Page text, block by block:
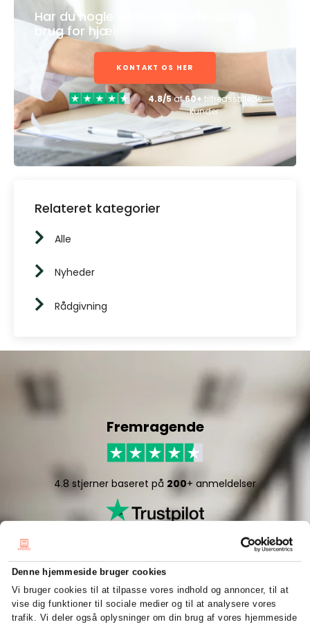
Denne hjemmeside bruger cookies
Vi bruger cookies til at tilpasse vores indhold og annoncer, til at
vise dig funktioner til sociale medier og til at analysere vores
trafik. Vi deler også oplysninger om din brug af vores hjemmeside
Har du nogle spørgsmål eller bare
brug for hjælp?
KONTAKT OS HER
4.8/5af60+ tilfredsstillede
kunder
Relateret kategorier
Alle
Nyheder
Rådgivning
Fremragende
4.8 stjerner baseret på 200+ anmeldelser
5/5 stjerner baseret på 50 + anmeldelser